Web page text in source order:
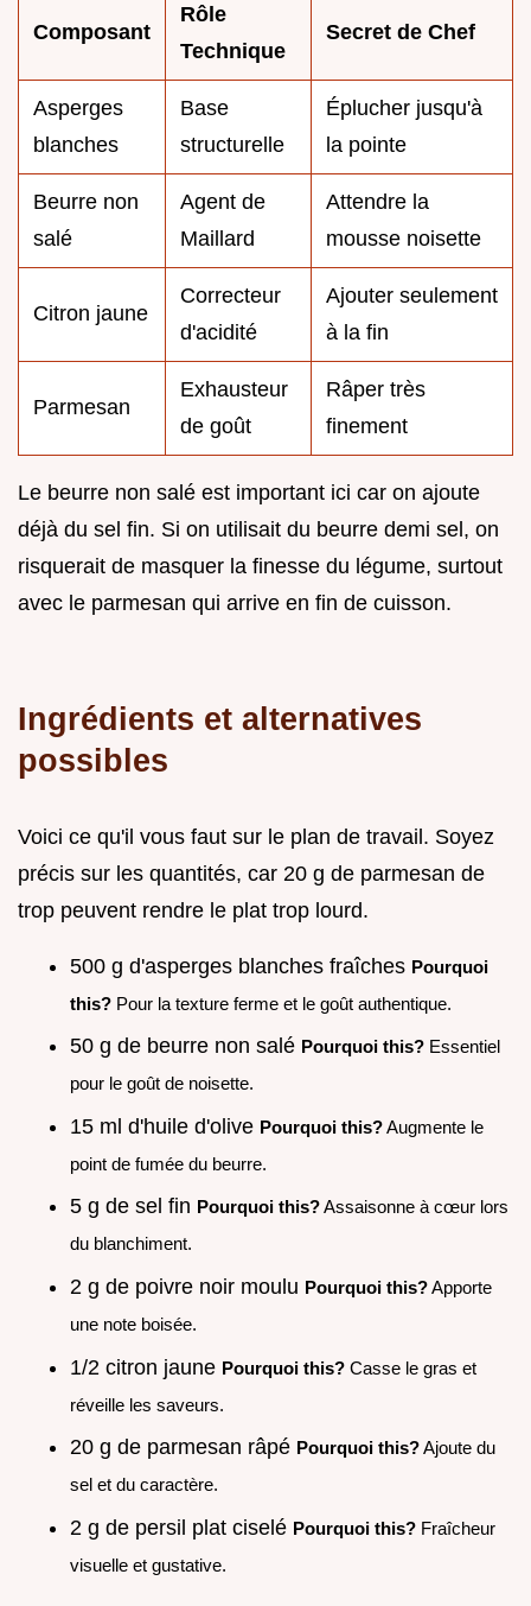
Composant
Rôle
Technique
Secret de Chef
Asperges
blanches
Base
structurelle
Éplucher jusqu'à
la pointe
Beurre non
salé
Agent de
Maillard
Attendre la
mousse noisette
Citron jaune
Correcteur
d'acidité
Ajouter seulement
à la fin
Parmesan
Exhausteur
de goût
Râper très
finement
Le beurre non salé est important ici car on ajoute
déjà du sel fin. Si on utilisait du beurre demi sel, on
risquerait de masquer la finesse du légume, surtout
avec le parmesan qui arrive en fin de cuisson.
Ingrédients et alternatives
possibles
Voici ce qu'il vous faut sur le plan de travail. Soyez
précis sur les quantités, car 20 g de parmesan de
trop peuvent rendre le plat trop lourd.
500 g d'asperges blanches fraîches Pourquoi
this? Pour la texture ferme et le goût authentique.
50 g de beurre non salé Pourquoi this? Essentiel
pour le goût de noisette.
15 ml d'huile d'olive Pourquoi this?Augmente le
point de fumée du beurre.
5 g de sel fin Pourquoi this?Assaisonne à cœur lors
du blanchiment.
2 g de poivre noir moulu Pourquoi this?Apporte
une note boisée.
1/2 citron jaune Pourquoi this? Casse le gras et
réveille les saveurs.
20 g de parmesan râpé Pourquoi this?Ajoute du
sel et du caractère.
2 g de persil plat ciselé Pourquoi this? Fraîcheur
visuelle et gustative.